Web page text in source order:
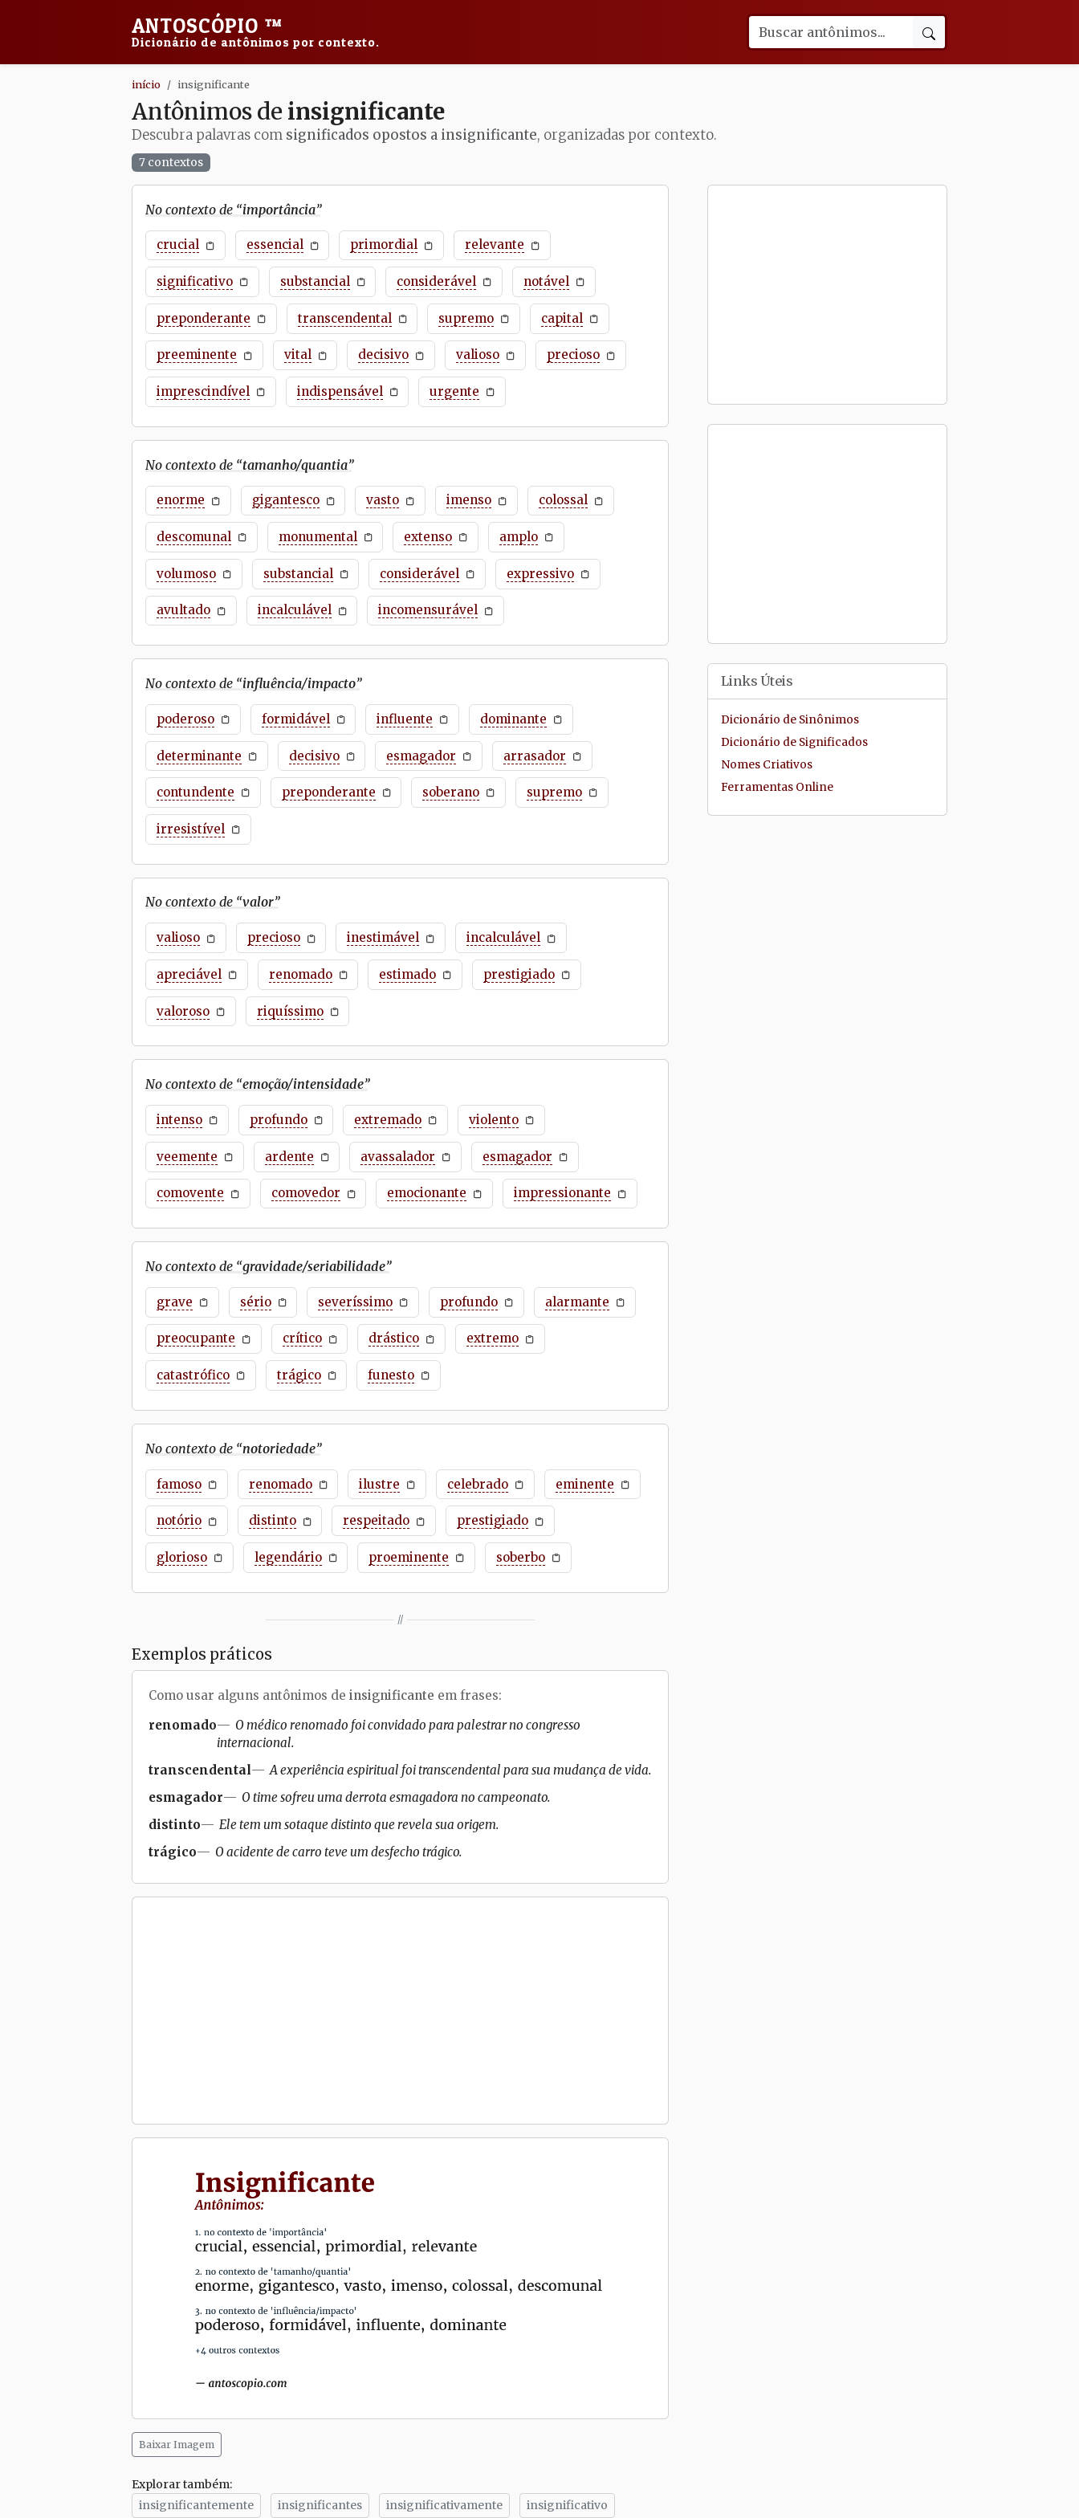
ANTOSCÓPIO ™
Dicionário de antônimos por contexto.
início insignificante
Antônimos de insignificante
Descubra palavras com significados opostos a insignificante, organizadas por contexto.
7 contextos
No contexto de “importância”
crucial essencial primordial relevante
significativo substancial considerável notável
preponderante transcendental supremo capital
preeminente vital decisivo valioso precioso
imprescindível indispensável urgente
No contexto de “tamanho/quantia”
enorme gigantesco vasto imenso colossal
descomunal monumental extenso amplo
volumoso substancial considerável expressivo
avultado incalculável incomensurável
No contexto de “influência/impacto”
poderoso formidável influente dominante
determinante decisivo esmagador arrasador
contundente preponderante soberano supremo
irresistível
No contexto de “valor”
valioso precioso inestimável incalculável
apreciável renomado estimado prestigiado
valoroso riquíssimo
No contexto de “emoção/intensidade”
intenso profundo extremado violento
veemente ardente avassalador esmagador
comovente comovedor emocionante impressionante
No contexto de “gravidade/seriabilidade”
grave sério severíssimo profundo alarmante
preocupante crítico drástico extremo
catastrófico trágico funesto
No contexto de “notoriedade”
famoso renomado ilustre celebrado eminente
notório distinto respeitado prestigiado
glorioso legendário proeminente soberbo
//
Exemplos práticos
Como usar alguns antônimos de insignificante em frases:
renomado
O médico renomado foi convidado para palestrar no congresso
internacional.
transcendental
A experiência espiritual foi transcendental para sua mudança de vida.
esmagador
O time sofreu uma derrota esmagadora no campeonato.
distinto
Ele tem um sotaque distinto que revela sua origem.
trágico
O acidente de carro teve um desfecho trágico.
Baixar Imagem
Explorar também:
insignificantemente
insignificantes insignificativamente insignificativo
Links Úteis
Dicionário de Sinônimos
Dicionário de Significados
Nomes Criativos
Ferramentas Online